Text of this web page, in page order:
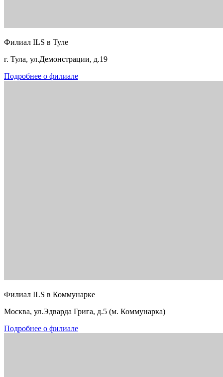
Филиал ILS в Туле
г. Тула, ул.Демонстрации, д.19
Подробнее о филиале
Филиал ILS в Коммунарке
Москва, ул.Эдварда Грига, д.5 (м. Коммунарка)
Подробнее о филиале